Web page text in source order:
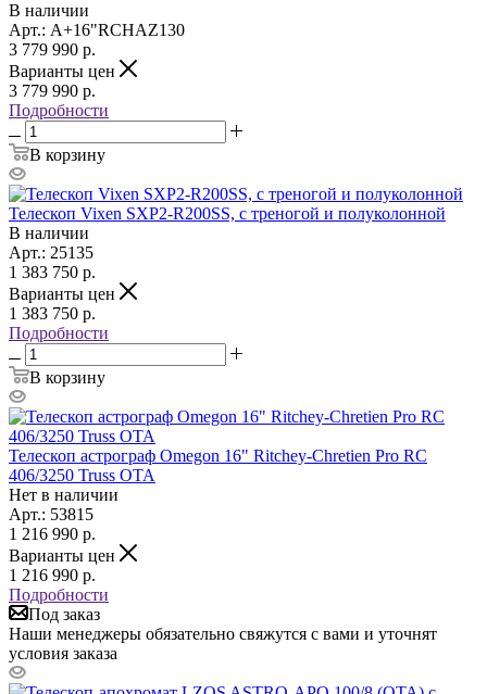
В наличии
Арт.: A+16"RCHAZ130
3 779 990 р.
Варианты цен
3 779 990 р.
Подробности
В корзину
Телескоп Vixen SXP2-R200SS, с треногой и полуколонной
В наличии
Арт.: 25135
1 383 750 р.
Варианты цен
1 383 750 р.
Подробности
В корзину
Телескоп астрограф Omegon 16" Ritchey-Chretien Pro RC
406/3250 Truss OTA
Нет в наличии
Арт.: 53815
1 216 990 р.
Варианты цен
1 216 990 р.
Подробности
Под заказ
Наши менеджеры обязательно свяжутся с вами и уточнят
условия заказа